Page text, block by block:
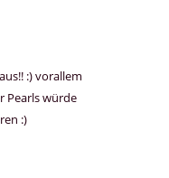
:) vorallem
Pearls würde
:)